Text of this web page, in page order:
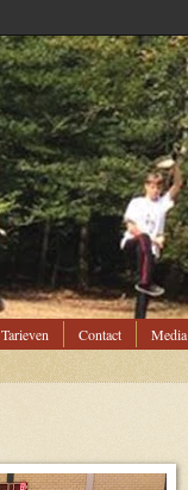
Tarieven Contact Media